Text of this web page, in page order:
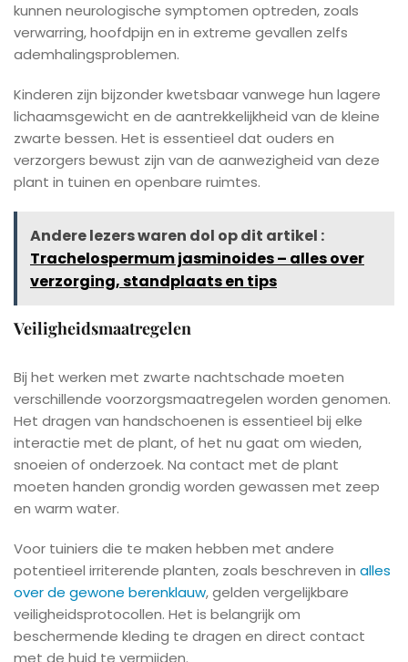
kunnen neurologische symptomen optreden, zoals
verwarring, hoofdpijn en in extreme gevallen zelfs
ademhalingsproblemen.
Kinderen zijn bijzonder kwetsbaar vanwege hun lagere
lichaamsgewicht en de aantrekkelijkheid van de kleine
zwarte bessen. Het is essentieel dat ouders en
verzorgers bewust zijn van de aanwezigheid van deze
plant in tuinen en openbare ruimtes.
Andere lezers waren dol op dit artikel :
Trachelospermum jasminoides – alles over
verzorging, standplaats en tips
Veiligheidsmaatregelen
Bij het werken met zwarte nachtschade moeten
verschillende voorzorgsmaatregelen worden genomen.
Het dragen van handschoenen is essentieel bij elke
interactie met de plant, of het nu gaat om wieden,
snoeien of onderzoek. Na contact met de plant
moeten handen grondig worden gewassen met zeep
en warm water.
Voor tuiniers die te maken hebben met andere
potentieel irriterende planten, zoals beschreven in alles
over de gewone berenklauw, gelden vergelijkbare
veiligheidsprotocollen. Het is belangrijk om
beschermende kleding te dragen en direct contact